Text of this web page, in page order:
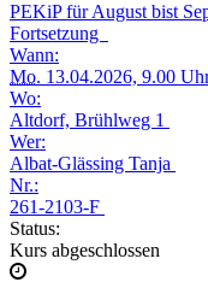
PEKiP für August bist
Fortsetzung
Wann:
Mo. 13.04.2026, 9.00
Wo:
Altdorf, Brühlweg 1
Wer:
Albat-Glässing Tanja
Nr.:
261-2103-F
Status:
Kurs abgeschlossen